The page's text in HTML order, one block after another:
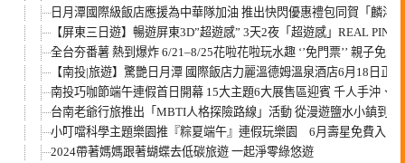
日月潭國際級飯店應援為中華隊加油 推出快閃優惠禮包同賀「麟
【屏東三日遊】暢遊屏東3D”超遊感” 3天2夜「超遊感」REAL
全台夯番薯 熱到爆炸 6/21–8/25花啦花啦玩水趣 ‘’免門票’’ 親子免
【南投|旅遊】驚艷日月潭 國際飯店力麗溫德姆溫泉酒店6月18日正
南投巧咖節端午連假首日開幕 15大主題6大展售區迎賓 千人手沖、
台南老爺行旅推出「MBTI人格探險路線」活動 從漫遊鹽水小鎮到
小叮噹科學主題樂園推『粽夏端午』連假玩樂園 6月壽星免費入園
2024帶著媽媽跟著蝴蝶去低碳旅遊 一起淨零綠悠遊